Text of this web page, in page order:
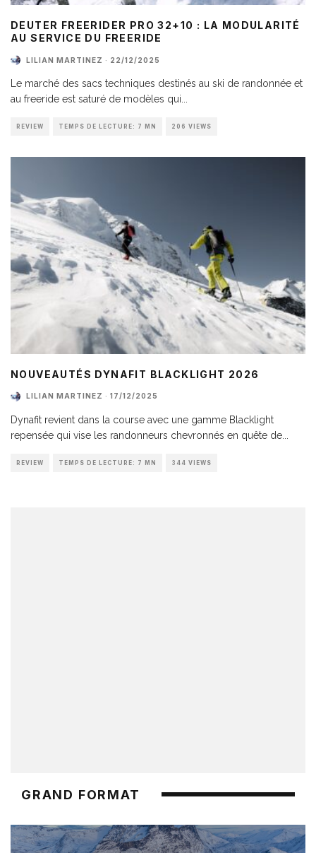
DEUTER FREERIDER PRO 32+10 : LA MODULARITÉ
AU SERVICE DU FREERIDE
LILIAN MARTINEZ · 22/12/2025
Le marché des sacs techniques destinés au ski de randonnée et
au freeride est saturé de modèles qui
REVIEW TEMPS DE LECTURE: 7 MN 206 VIEWS
NOUVEAUTÉS DYNAFIT BLACKLIGHT 2026
LILIAN MARTINEZ · 17/12/2025
Dynafit revient dans la course avec une gamme Blacklight
repensée qui vise les randonneurs chevronnés en quête de
REVIEW TEMPS DE LECTURE: 7 MN 344 VIEWS
GRAND FORMAT